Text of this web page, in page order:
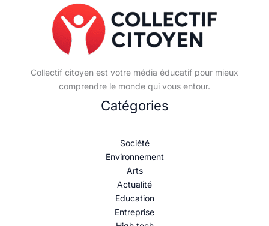
Collectif citoyen est votre média éducatif pour mieux
comprendre le monde qui vous entour.
Catégories
Société
Environnement
Arts
Actualité
Education
Entreprise